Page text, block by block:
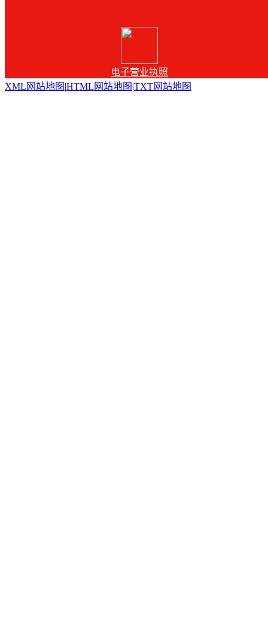
电子营业执照
XML网站地图 |HTML网站地图 |TXT网站地图